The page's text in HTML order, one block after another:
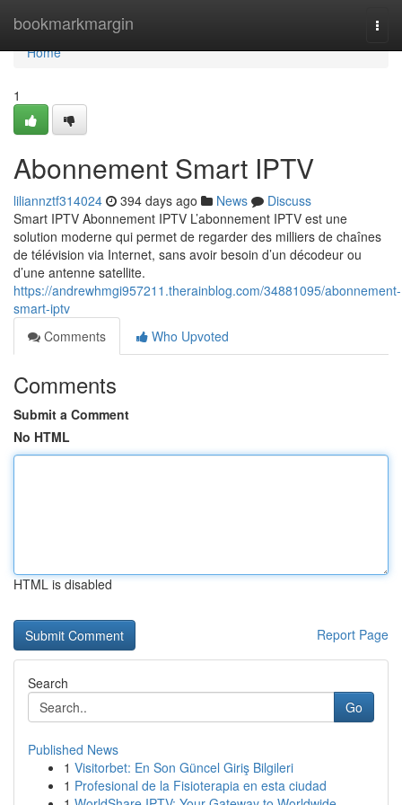
bookmarkmargin
Home
Home
1
Abonnement Smart IPTV
liliannztf314024 394 days ago News
Discuss
Smart IPTV Abonnement IPTV L’abonnement IPTV est une
solution moderne qui permet de regarder des milliers de chaînes
de télévision via Internet, sans avoir besoin d’un décodeur ou
d’une antenne satellite.
https://andrewhmgi957211.therainblog.com/34881095/abonnement-
smart-iptv
Comments
Who Upvoted
Comments
Submit a Comment
No HTML
HTML is disabled
Report Page
Search
Go
Published News
1 Visitorbet: En Son Güncel Giriş Bilgileri
1 Profesional de la Fisioterapia en esta ciudad